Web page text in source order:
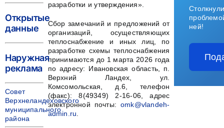
разработки и утверждения».
Сбор замечаний и предложений от
организаций, осуществляющих
теплоснабжение и иных лиц, по
разработке схемы теплоснабжения
принимаются до 1 марта 2026 года
по адресу: Ивановская область, п.
Верхний Ландех, ул.
Комсомольская, д.6, телефон
(факс): 8(49349) 2-16-06, адрес
электронной почты:omk@vlandeh-
admin.ru
Открытые
данные
Наружная
реклама
Совет
Верхнеландеховского
муниципального
района
ней!